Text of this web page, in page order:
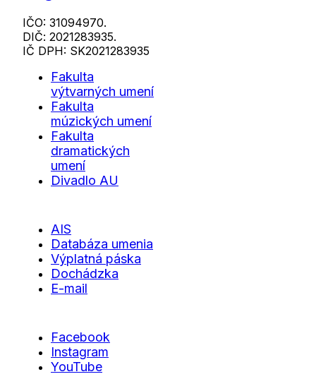
IČO: 31094970.
DIČ: 2021283935.
IČ DPH: SK2021283935
Fakulta
výtvarných umení
Fakulta
múzických umení
Fakulta
dramatických
umení
Divadlo AU
AIS
Databáza umenia
Výplatná páska
Dochádzka
E-mail
Facebook
Instagram
YouTube